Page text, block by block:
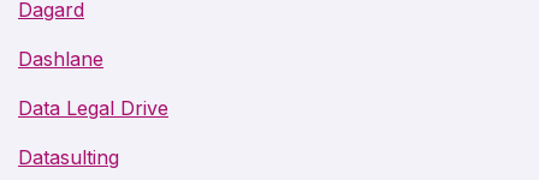
Dagard
Dashlane
Data Legal Drive
Datasulting